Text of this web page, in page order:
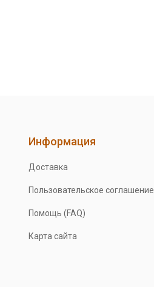
Информация
Доставка
Пользовательское соглашение
Помощь (FAQ)
Карта сайта